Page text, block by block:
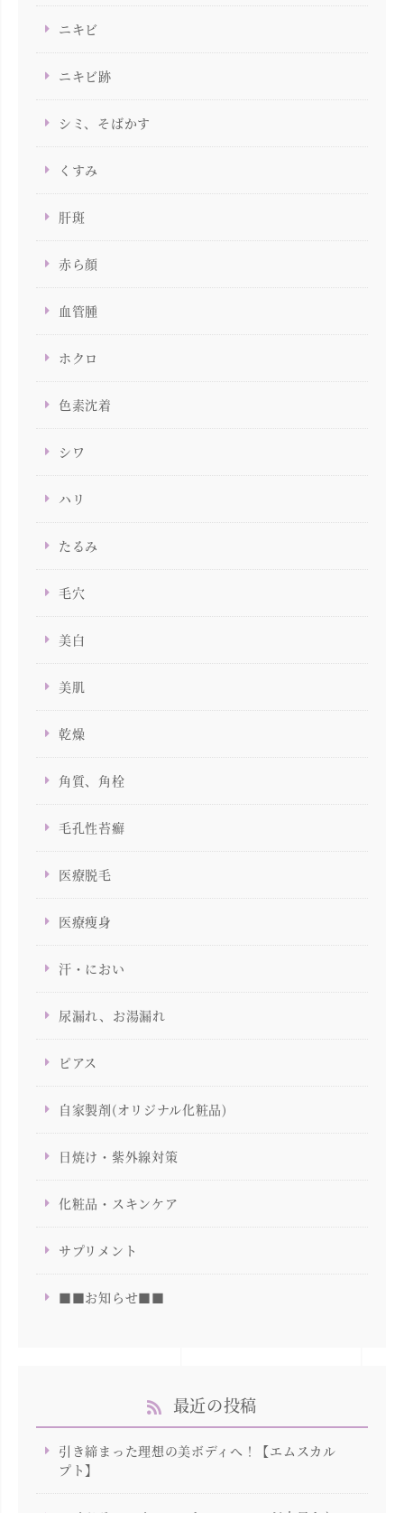
ニキビ
ニキビ跡
シミ、そばかす
くすみ
肝斑
赤ら顔
血管腫
ホクロ
色素沈着
シワ
ハリ
たるみ
毛穴
美白
美肌
乾燥
角質、角栓
毛孔性苔癬
医療脱毛
医療痩身
汗・におい
尿漏れ、お湯漏れ
ピアス
自家製剤(オリジナル化粧品)
日焼け・紫外線対策
化粧品・スキンケア
サプリメント
■■お知らせ■■
最近の投稿
引き締まった理想の美ボディへ！【エムスカル
プト】